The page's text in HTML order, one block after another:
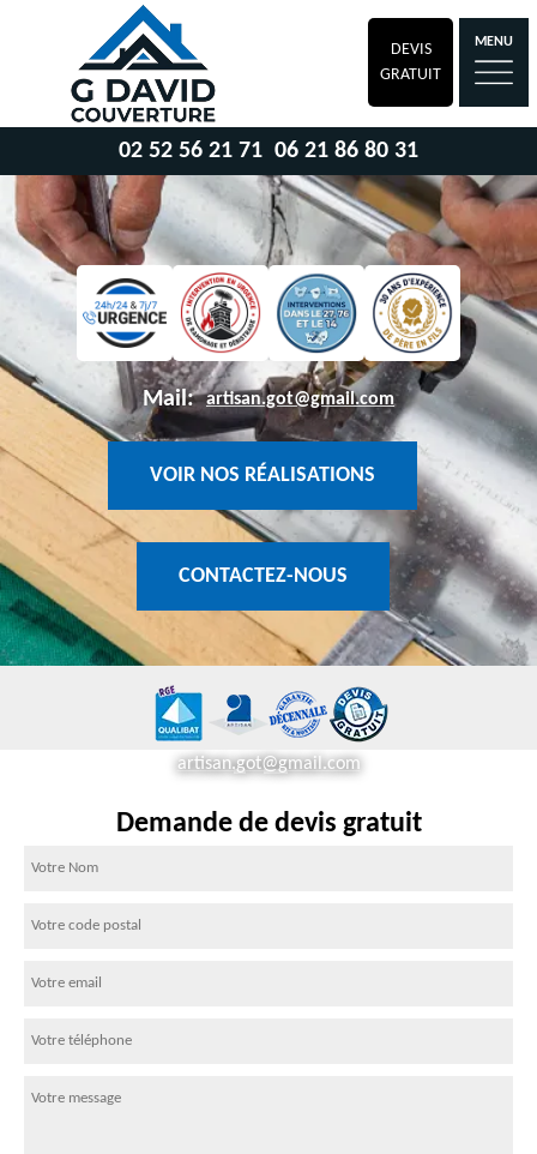
DEVIS
GRATUIT
MENU
02 52 56 21 71 06 21 86 80 31
Mail: artisan.got@gmail.com
VOIR NOS RÉALISATIONS
CONTACTEZ-NOUS
artisan.got@gmail.com
Demande de devis gratuit